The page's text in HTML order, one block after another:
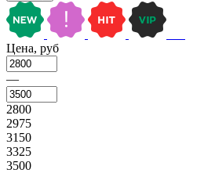
Цена, руб
—
2800
2975
3150
3325
3500